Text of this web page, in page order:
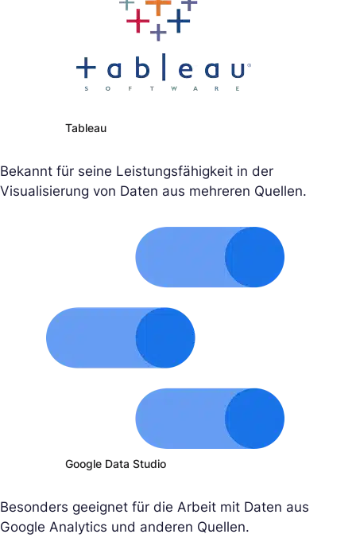
Tableau
Bekannt für seine Leistungsfähigkeit in der
Visualisierung von Daten aus mehreren Quellen.
Google Data Studio
Besonders geeignet für die Arbeit mit Daten aus
Google Analytics und anderen Quellen.